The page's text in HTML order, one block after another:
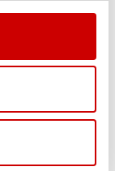
instagram
Link to youtube